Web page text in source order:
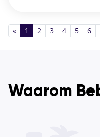
« 1 2 3 4 5 6
Waarom